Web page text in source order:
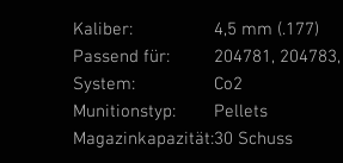
Kaliber:
4,5 mm (.177)
Passend für:
204781,
System:
Co2
Munitionstyp:
Pellets
Magazinkapazität:30 Schuss